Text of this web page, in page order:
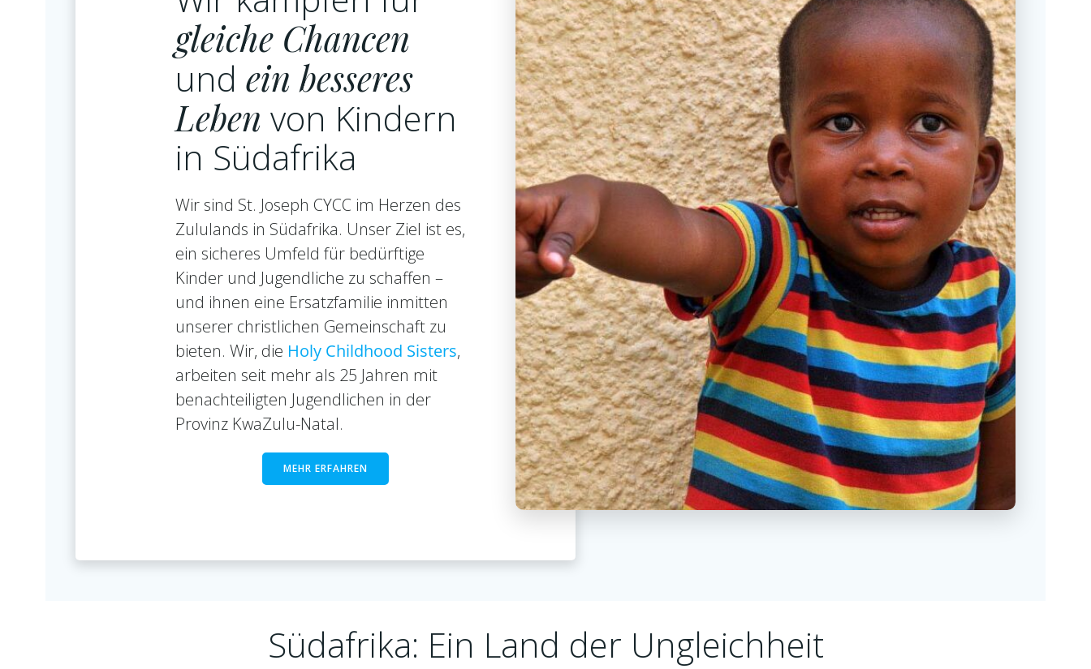
gleiche Chancen
undein besseres
Lebenvon Kindern
in Südafrika
Wir sind St. Joseph CYCC im Herzen des
Zululands in Südafrika. Unser Ziel ist es,
ein sicheres Umfeld für bedürftige
Kinder und Jugendliche zu schaffen –
und ihnen eine Ersatzfamilie inmitten
unserer christlichen Gemeinschaft zu
bieten. Wir, die Holy Childhood Sisters,
arbeiten seit mehr als 25 Jahren mit
benachteiligten Jugendlichen in der
Provinz KwaZulu-Natal.
MEHR ERFAHREN
Südafrika: Ein Land der Ungleichheit